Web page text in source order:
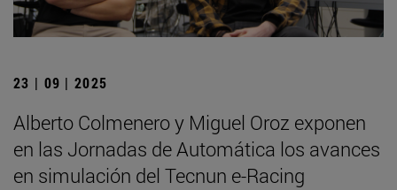
23 | 09 | 2025
Alberto Colmenero y Miguel Oroz exponen
en las Jornadas de Automática los avances
en simulación del Tecnun e-Racing